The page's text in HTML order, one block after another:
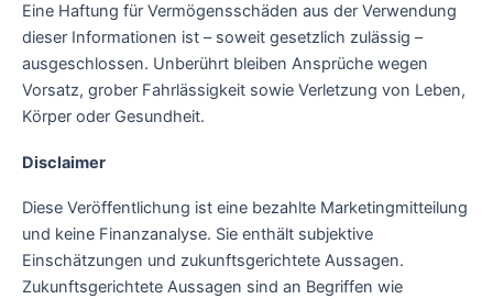
Eine Haftung für Vermögensschäden aus der Verwendung
dieser Informationen ist – soweit gesetzlich zulässig –
ausgeschlossen. Unberührt bleiben Ansprüche wegen
Vorsatz, grober Fahrlässigkeit sowie Verletzung von Leben,
Körper oder Gesundheit.
Disclaimer
Diese Veröffentlichung ist eine bezahlte Marketingmitteilung
und keine Finanzanalyse. Sie enthält subjektive
Einschätzungen und zukunftsgerichtete Aussagen.
Zukunftsgerichtete Aussagen sind an Begriffen wie